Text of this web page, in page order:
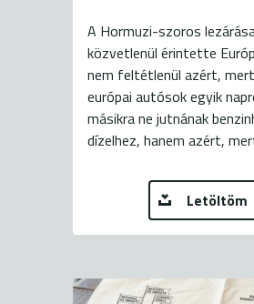
A Hormuzi-szoros
közvetlenül érintette
nem feltétlenül azért,
európai autósok egyik
másikra ne jutnának
dízelhez, hanem azért,
Letöltöm